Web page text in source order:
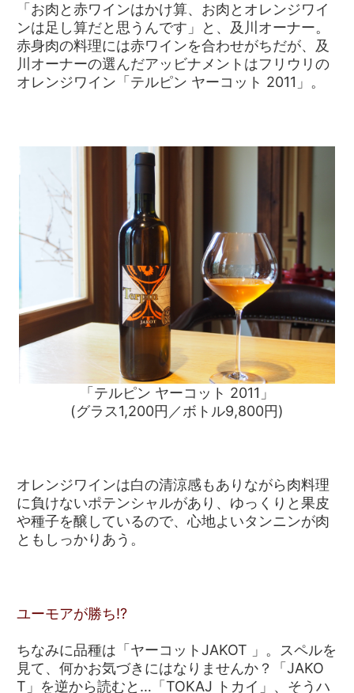
「お肉と赤ワインはかけ算、お肉とオレンジワイ
ンは足し算だと思うんです」と、及川オーナー。
赤身肉の料理には赤ワインを合わせがちだが、及
川オーナーの選んだアッビナメントはフリウリの
オレンジワイン「テルピン ヤーコット 2011」。
「テルピン ヤーコット 2011」
(グラス1,200円／ボトル9,800円)
オレンジワインは白の清涼感もありながら肉料理
に負けないポテンシャルがあり、ゆっくりと果皮
や種子を醸しているので、心地よいタンニンが肉
ともしっかりあう。
ユーモアが勝ち!?
ちなみに品種は「ヤーコットJAKOT 」。スペルを
見て、何かお気づきにはなりませんか？「JAKO
T」を逆から読むと…「TOKAJ トカイ」、そうハ